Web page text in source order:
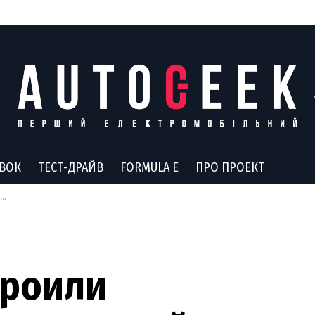
ТЕСТ-ДРАЙВ FORMULA E ПРО ПРОЕКТ